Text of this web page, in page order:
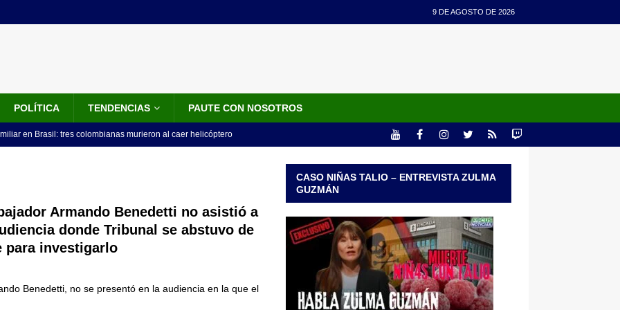
9 DE AGOSTO DE 2026
POLÍTICA TENDENCIAS PAUTE CON NOSOTROS
en Brasil: tres colombianas murieron al caer helicóptero
de De La Espriella: trasladan a 117 presos de alto perfil; estos
de la Espriella
Armando Benedetti no asistió a
donde Tribunal se abstuvo de
para investigarlo
Benedetti, no se presentó en la audiencia en la que el
CASO NIÑAS TALIO – ENTREVISTA ZULMA
GUZMÁN